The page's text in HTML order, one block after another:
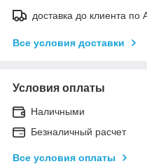
доставка до клиента по
Все условия доставки
Условия оплаты
Наличными
Безналичный расчет
Все условия оплаты